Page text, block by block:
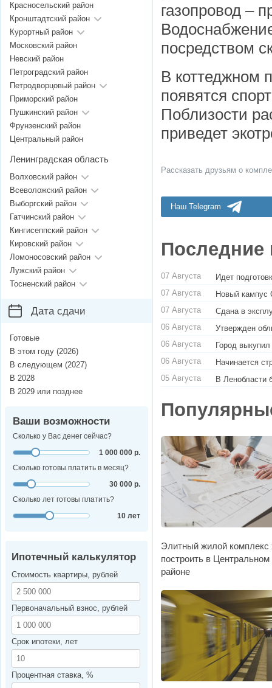
газопровод –
посредством
В коттеджном
появятся
Поблизости
приведет
Рассказать друзьям о
Наш Telegram
Последние
07 Августа
Идет
07 Августа
Новый кампус
07 Августа
Сдана в
06 Августа
Утвержден
06 Августа
Город
06 Августа
Начинается
05 Августа
В Ленобласти
Элитный жилой комплекс
построить в Центральном
районе
Красносельский район
Кронштадтский район
Курортный район
Московский район
Невский район
Петроградский район
Петродворцовый район
Приморский район
Пушкинский район
Фрунзенский район
Центральный район
Ленинградская область
Волховский район
Всеволожский район
Выборгский район
Гатчинский район
Кингисеппский район
Кировский район
Ломоносовский район
Лужский район
Тосненский район
Дата сдачи
Готовые
В этом году (2026)
В следующем (2027)
В 2028
В 2029 или позднее
Ваши возможности
Сколько у Вас денег сейчас?
1 000 000 р.
Сколько готовы платить в месяц?
30 000 р.
Сколько лет готовы платить?
10 лет
Ипотечный калькулятор
Стоимость квартиры, рублей
Первоначальный взнос, рублей
Срок ипотеки, лет
Процентная ставка, %